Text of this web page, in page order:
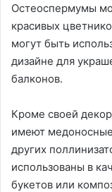
Остеоспермумы
красивых
могут быть
дизайне для
балконов.
Кроме своей
имеют
других
использованы в
букетов или